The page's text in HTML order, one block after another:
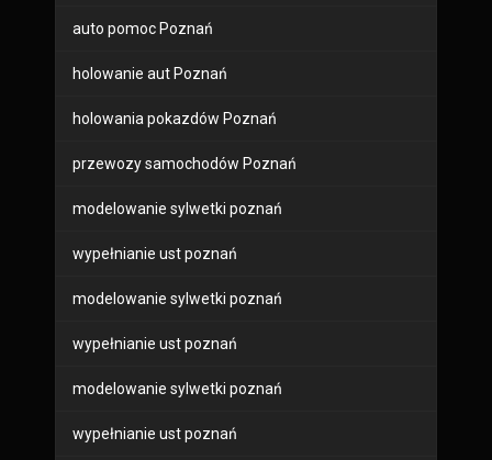
auto pomoc Poznań
holowanie aut Poznań
holowania pokazdów Poznań
przewozy samochodów Poznań
modelowanie sylwetki poznań
wypełnianie ust poznań
modelowanie sylwetki poznań
wypełnianie ust poznań
modelowanie sylwetki poznań
wypełnianie ust poznań